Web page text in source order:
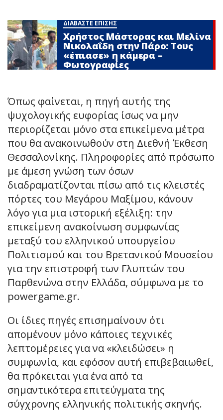
ΔΙΑΒΑΣΤΕ ΕΠΙΣΗΣ
Χρήστος Μάστορας και Μελίνα
Νικολαΐδη στην Πάρο: Τους
«έπιασε» η κάμερα –
Φωτογραφίες
Όπως φαίνεται, η πηγή αυτής της
ψυχολογικής ευφορίας ίσως να μην
περιορίζεται μόνο στα επικείμενα μέτρα
που θα ανακοινωθούν στη Διεθνή Έκθεση
Θεσσαλονίκης. Πληροφορίες από πρόσωπο
με άμεση γνώση των όσων
διαδραματίζονται πίσω από τις κλειστές
πόρτες του Μεγάρου Μαξίμου, κάνουν
λόγο για μια ιστορική εξέλιξη: την
επικείμενη ανακοίνωση συμφωνίας
μεταξύ του ελληνικού υπουργείου
Πολιτισμού και του Βρετανικού Μουσείου
για την επιστροφή των Γλυπτών του
Παρθενώνα στην Ελλάδα, σύμφωνα με το
powergame.gr.
Οι ίδιες πηγές επισημαίνουν ότι
απομένουν μόνο κάποιες τεχνικές
λεπτομέρειες για να «κλειδώσει» η
συμφωνία, και εφόσον αυτή επιβεβαιωθεί,
θα πρόκειται για ένα από τα
σημαντικότερα επιτεύγματα της
σύγχρονης ελληνικής πολιτικής σκηνής.